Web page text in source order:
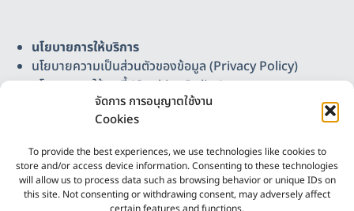
จัดการ การอนุญาตใช้งาน
Cookies
To provide the best experiences, we use technologies like cookies to
store and/or access device information. Consenting to these technologies
will allow us to process data such as browsing behavior or unique IDs on
this site. Not consenting or withdrawing consent, may adversely affect
นโยบายการให้บริการ
นโยบายความเป็นส่วนตัวของข้อมูล (Privacy Policy)
นโยบายการใช้คุกกี้ (Cookies Policy)
แผนผังเว็บไซต์
วิทยาลัยอาชีวศึกษาเทคโนโลยีฐานวิทยาศาสตร์ (ชลบุรี)
Science-Based Technology Vocational College
(Chonburi)
เลขที่ 37 หมู่ 3 ต.บ้านเก่า อ.พานทอง จ.ชลบุรี 20160